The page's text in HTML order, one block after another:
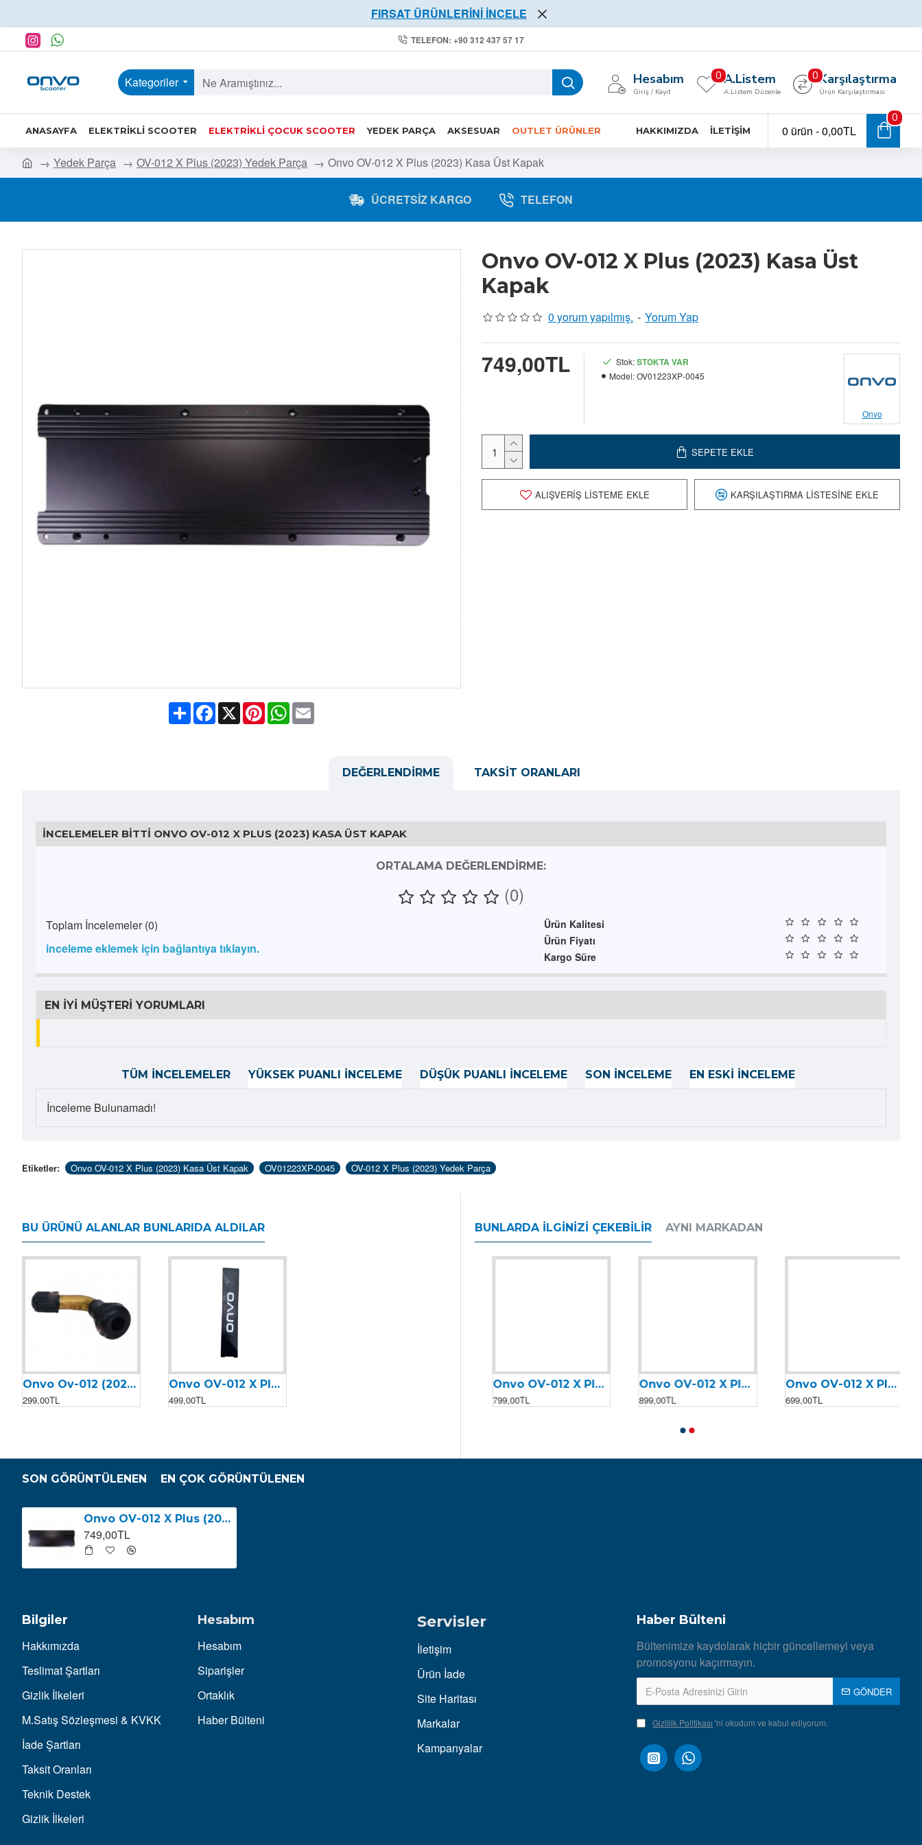
FIRSAT ÜRÜNLERİNİ İNCELE
TELEFON: +90 312 437 57 17
Kategoriler Hesabım
Giriş / Kayıt
A.Listem
A.Listem Düzenle
0 Karşılaştırma
Ürün Karşılaştırması
0
ANASAYFA ELEKTRIKLI SCOOTER ELEKTRIKLI ÇOCUK SCOOTER YEDEK PARÇA AKSESUAR OUTLET ÜRÜNLER HAKKIMIZDA İLETIŞIM 0 ürün - 0,00TL
0
Yedek Parça OV-012 X Plus (2023) Yedek Parça Onvo OV-012 X Plus (2023) Kasa Üst Kapak
ÜCRETSIZ KARGO TELEFON
ShareFacebook
X PinterestWhatsApp
Email
Onvo OV-012 X Plus (2023) Kasa Üst
Kapak
0 yorum yapılmış. - Yorum Yap
749,00TL Stok:STOKTA VAR
Model:OV01223XP-0045
Onvo
SEPETE EKLE
ALIŞVERIŞ LISTEME EKLE KARŞILAŞTIRMA LISTESINE EKLE
DEĞERLENDIRME TAKSIT ORANLARI
İNCELEMELER BITTI ONVO OV-012 X PLUS (2023) KASA ÜST KAPAK
ORTALAMA DEĞERLENDIRME:
(0)
Toplam İncelemeler (0)
inceleme eklemek için bağlantıya tıklayın.
Ürün Kalitesi
Ürün Fiyatı
Kargo Süre
EN İYI MÜŞTERI YORUMLARI
TÜM İNCELEMELER YÜKSEK PUANLI İNCELEME DÜŞÜK PUANLI İNCELEME SON İNCELEME EN ESKI İNCELEME
İnceleme Bulunamadı!
Etiketler: Onvo OV-012 X Plus (2023) Kasa Üst Kapak OV01223XP-0045 OV-012 X Plus (2023) Yedek Parça
BU ÜRÜNÜ ALANLAR BUNLARIDA ALDILAR
Onvo Ov-012 (2023) & Ov-012 X Plus Lastik Sibop (2023)
299,00TL
Onvo OV-012 X Plus (2023) Kaydırmaz Bant
499,00TL
BUNLARDA İLGINIZI ÇEKEBILIR AYNI MARKADAN
3.199,00TL
3.199,00TL
Onvo OV-012 X Plus (2023) Kontak & Anahtar
799,00TL
Onvo OV-012 X Plus (2023) Alarm Kiti
899,00TL
Onvo OV-012 X Plus (2023) Eco Turbo & Single Dual Paneli
699,00TL
SON GÖRÜNTÜLENEN EN ÇOK GÖRÜNTÜLENEN
Onvo OV-012 X Plus (2023) Kasa Üst Kapak
749,00TL
Bilgiler
Hakkımızda
Teslimat Şartları
Gizlik İlkeleri
M.Satış Sözleşmesi & KVKK
İade Şartları
Taksit Oranları
Teknik Destek
Gizlik İlkeleri
Hesabım
Hesabım
Siparişler
Ortaklık
Haber Bülteni
Servisler
İletişim
Ürün İade
Site Haritası
Markalar
Kampanyalar
Haber Bülteni
Bültenimize kaydolarak hiçbir güncellemeyi veya
promosyonu kaçırmayın.
GÖNDER
Gizlilik Politikası 'ni okudum ve kabul ediyorum.